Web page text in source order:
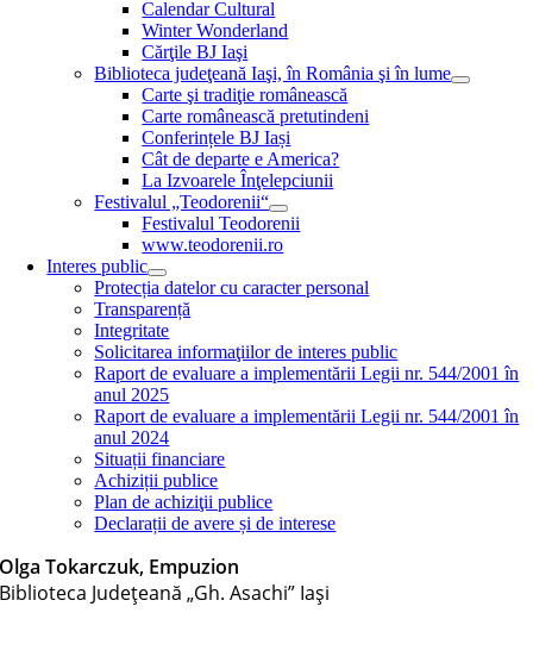
Calendar Cultural
Winter Wonderland
Cărţile BJ Iaşi
Biblioteca judeţeană Iaşi, în România şi în lume
Carte şi tradiţie românească
Carte românească pretutindeni
Conferințele BJ Iași
Cât de departe e America?
La Izvoarele Înţelepciunii
Festivalul „Teodorenii“
Festivalul Teodorenii
www.teodorenii.ro
Interes public
Protecția datelor cu caracter personal
Transparență
Integritate
Solicitarea informaţiilor de interes public
Raport de evaluare a implementării Legii nr. 544/2001 în
anul 2025
Raport de evaluare a implementării Legii nr. 544/2001 în
anul 2024
Situații financiare
Achiziții publice
Plan de achiziţii publice
Declarații de avere și de interese
Olga Tokarczuk, Empuzion
Biblioteca Judeţeană „Gh. Asachi” Iaşi